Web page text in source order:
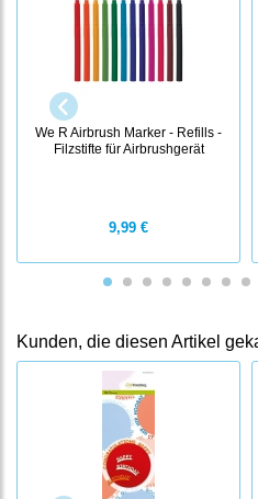
We R Airbrush Marker - Refills -
Filzstifte für Airbrushgerät
9,99 €
Kunden, die diesen Artikel